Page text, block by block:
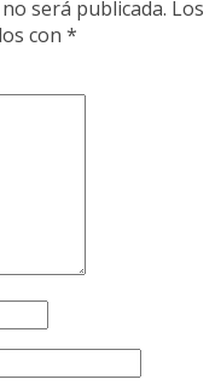
será publicada. Los
con *